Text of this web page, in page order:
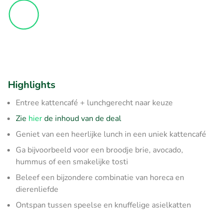
Highlights
Entree kattencafé + lunchgerecht naar keuze
Zie hierde inhoud van de deal
Geniet van een heerlijke lunch in een uniek kattencafé
Ga bijvoorbeeld voor een broodje brie, avocado,
hummus of een smakelijke tosti
Beleef een bijzondere combinatie van horeca en
dierenliefde
Ontspan tussen speelse en knuffelige asielkatten